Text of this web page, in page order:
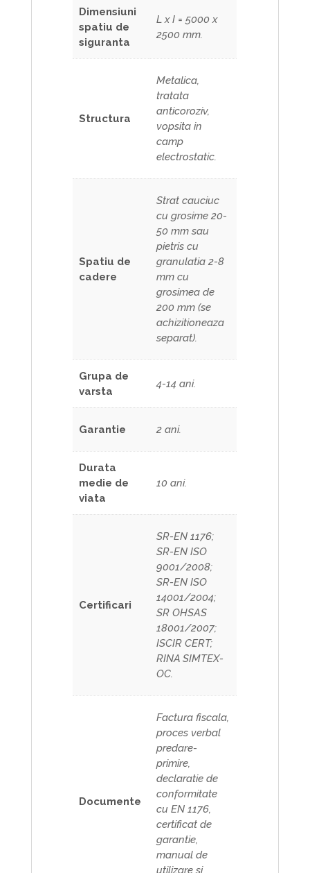
Dimensiuni
spatiu de
siguranta
L x I = 5000 x
2500 mm.
Structura
Metalica,
tratata
anticoroziv,
vopsita in
camp
electrostatic.
Spatiu de
cadere
Strat cauciuc
cu grosime 20-
50 mm sau
pietris cu
granulatia 2-8
mm cu
grosimea de
200 mm (se
achizitioneaza
separat).
Grupa de
varsta
4-14 ani.
Garantie 2 ani.
Durata
medie de
viata
10 ani.
Certificari
SR-EN 1176;
SR-EN ISO
9001/2008;
SR-EN ISO
14001/2004;
SR OHSAS
18001/2007;
ISCIR CERT;
RINA SIMTEX-
OC.
Documente
Factura fiscala,
proces verbal
predare-
primire,
declaratie de
conformitate
cu EN 1176,
certificat de
garantie,
manual de
utilizare si